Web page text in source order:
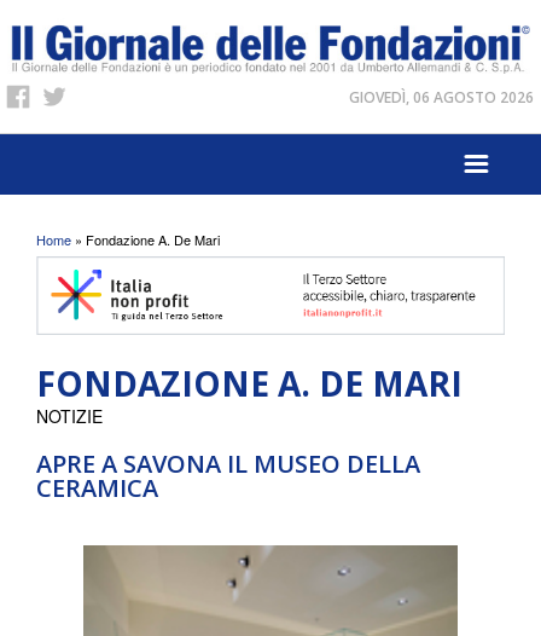
GIOVEDÌ, 06 AGOSTO 2026
Tu sei qui
Home » Fondazione A. De Mari
FONDAZIONE A. DE MARI
APRE A SAVONA IL MUSEO DELLA
CERAMICA
NOTIZIE